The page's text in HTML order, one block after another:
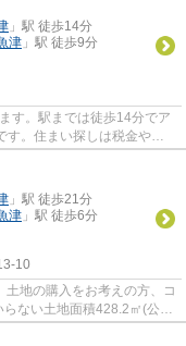
」駅 徒歩14分
津 」駅 徒歩9分
す。駅までは徒歩14分でア
す。住まい探しは税金や住
が...
」駅 徒歩21分
津 」駅 徒歩6分
10
地の購入をお考えの方、コ
ない土地面積428.2㎡(公
...